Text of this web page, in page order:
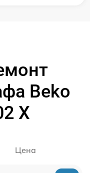
Beko
X
Цена